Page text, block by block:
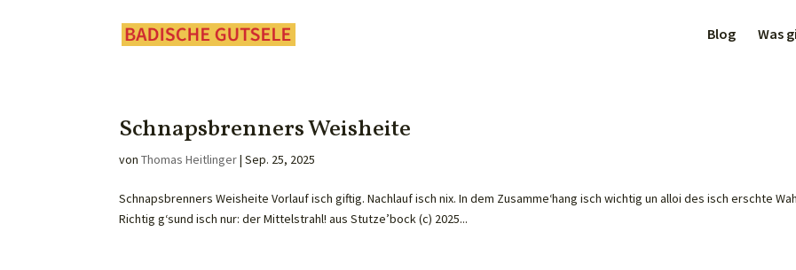
Blog Was
Schnapsbrenners Weisheite
vonThomas Heitlinger|Sep. 25, 2025
Schnapsbrenners Weisheite Vorlauf isch giftig. Nachlauf isch nix. In dem Zusamme‘hang isch wichtig un alloi des isch erschte
Richtig g‘sund isch nur: der Mittelstrahl! aus Stutze’bock (c) 2025...